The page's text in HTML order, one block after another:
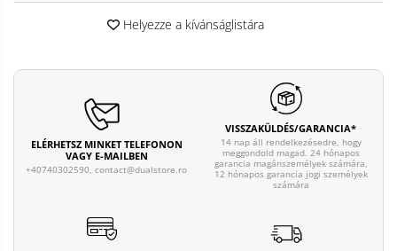
Helyezze a kívánságlistára
ELÉRHETSZ MINKET TELEFONON
VAGY E-MAILBEN
+40740302590, contact@dualstore.ro
VISSZAKÜLDÉS/GARANCIA*
14 nap áll rendelkezésedre, hogy
meggondold magad. 24 hónapos
garancia magánszemélyek számára,
12 hónapos garancia jogi személyek
számára